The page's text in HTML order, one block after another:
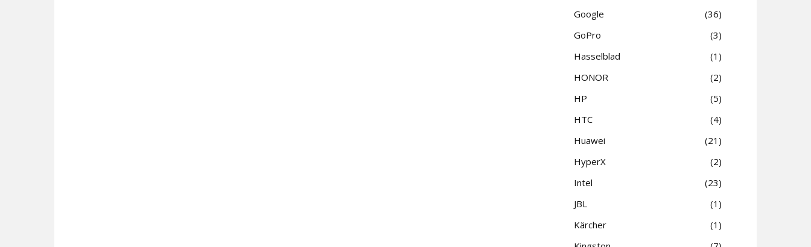
Google
36
GoPro
3
Hasselblad
1
HONOR
2
HP
5
HTC
4
Huawei
21
HyperX
2
Intel
23
JBL
1
Kärcher
1